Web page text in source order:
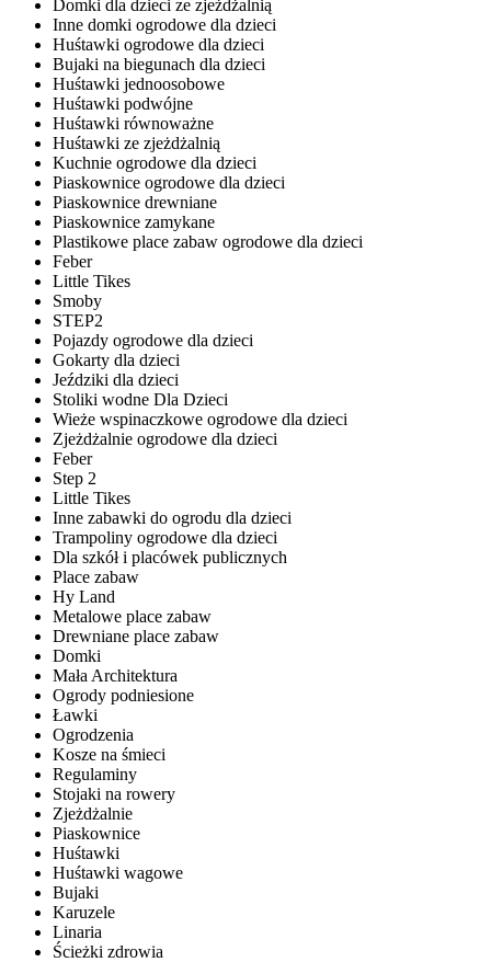
Domki dla dzieci ze zjeżdżalnią
Inne domki ogrodowe dla dzieci
Huśtawki ogrodowe dla dzieci
Bujaki na biegunach dla dzieci
Huśtawki jednoosobowe
Huśtawki podwójne
Huśtawki równoważne
Huśtawki ze zjeżdżalnią
Kuchnie ogrodowe dla dzieci
Piaskownice ogrodowe dla dzieci
Piaskownice drewniane
Piaskownice zamykane
Plastikowe place zabaw ogrodowe dla dzieci
Feber
Little Tikes
Smoby
STEP2
Pojazdy ogrodowe dla dzieci
Gokarty dla dzieci
Jeździki dla dzieci
Stoliki wodne Dla Dzieci
Wieże wspinaczkowe ogrodowe dla dzieci
Zjeżdżalnie ogrodowe dla dzieci
Feber
Step 2
Little Tikes
Inne zabawki do ogrodu dla dzieci
Trampoliny ogrodowe dla dzieci
Dla szkół i placówek publicznych
Place zabaw
Hy Land
Metalowe place zabaw
Drewniane place zabaw
Domki
Mała Architektura
Ogrody podniesione
Ławki
Ogrodzenia
Kosze na śmieci
Regulaminy
Stojaki na rowery
Zjeżdżalnie
Piaskownice
Huśtawki
Huśtawki wagowe
Bujaki
Karuzele
Linaria
Ścieżki zdrowia